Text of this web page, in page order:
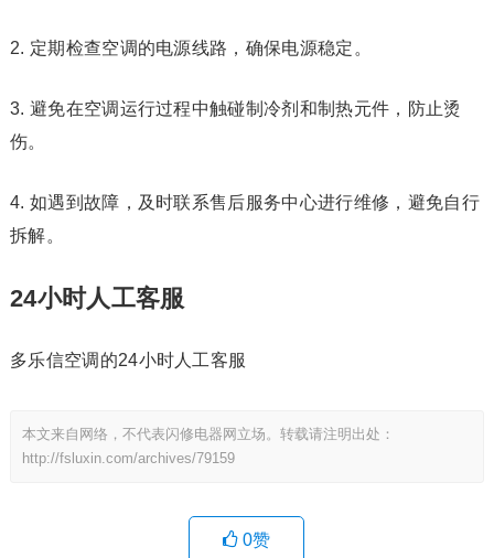
2. 定期检查空调的电源线路，确保电源稳定。
3. 避免在空调运行过程中触碰制冷剂和制热元件，防止烫
伤。
4. 如遇到故障，及时联系售后服务中心进行维修，避免自行
拆解。
24小时人工客服
多乐信空调的24小时人工客服
本文来自网络，不代表闪修电器网立场。转载请注明出处：
http://fsluxin.com/archives/79159
0赞